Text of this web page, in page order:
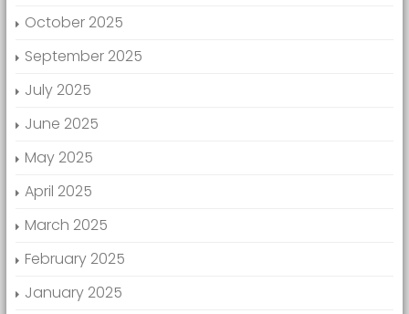
October 2025
September 2025
July 2025
June 2025
May 2025
April 2025
March 2025
February 2025
January 2025